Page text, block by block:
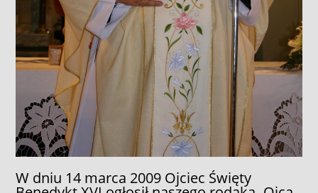
W dniu 14 marca 2009 Ojciec Święty